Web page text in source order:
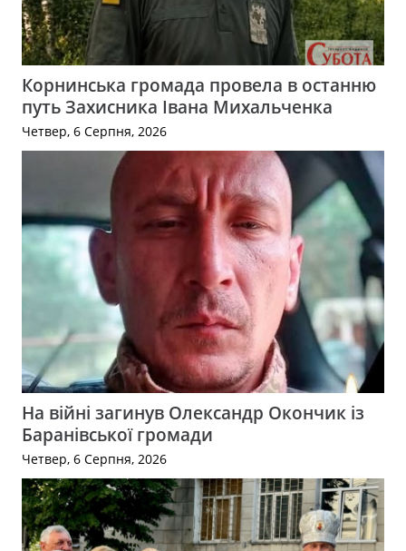
Корнинська громада провела в останню
путь Захисника Івана Михальченка
Четвер, 6 Серпня, 2026
На війні загинув Олександр Окончик із
Баранівської громади
Четвер, 6 Серпня, 2026